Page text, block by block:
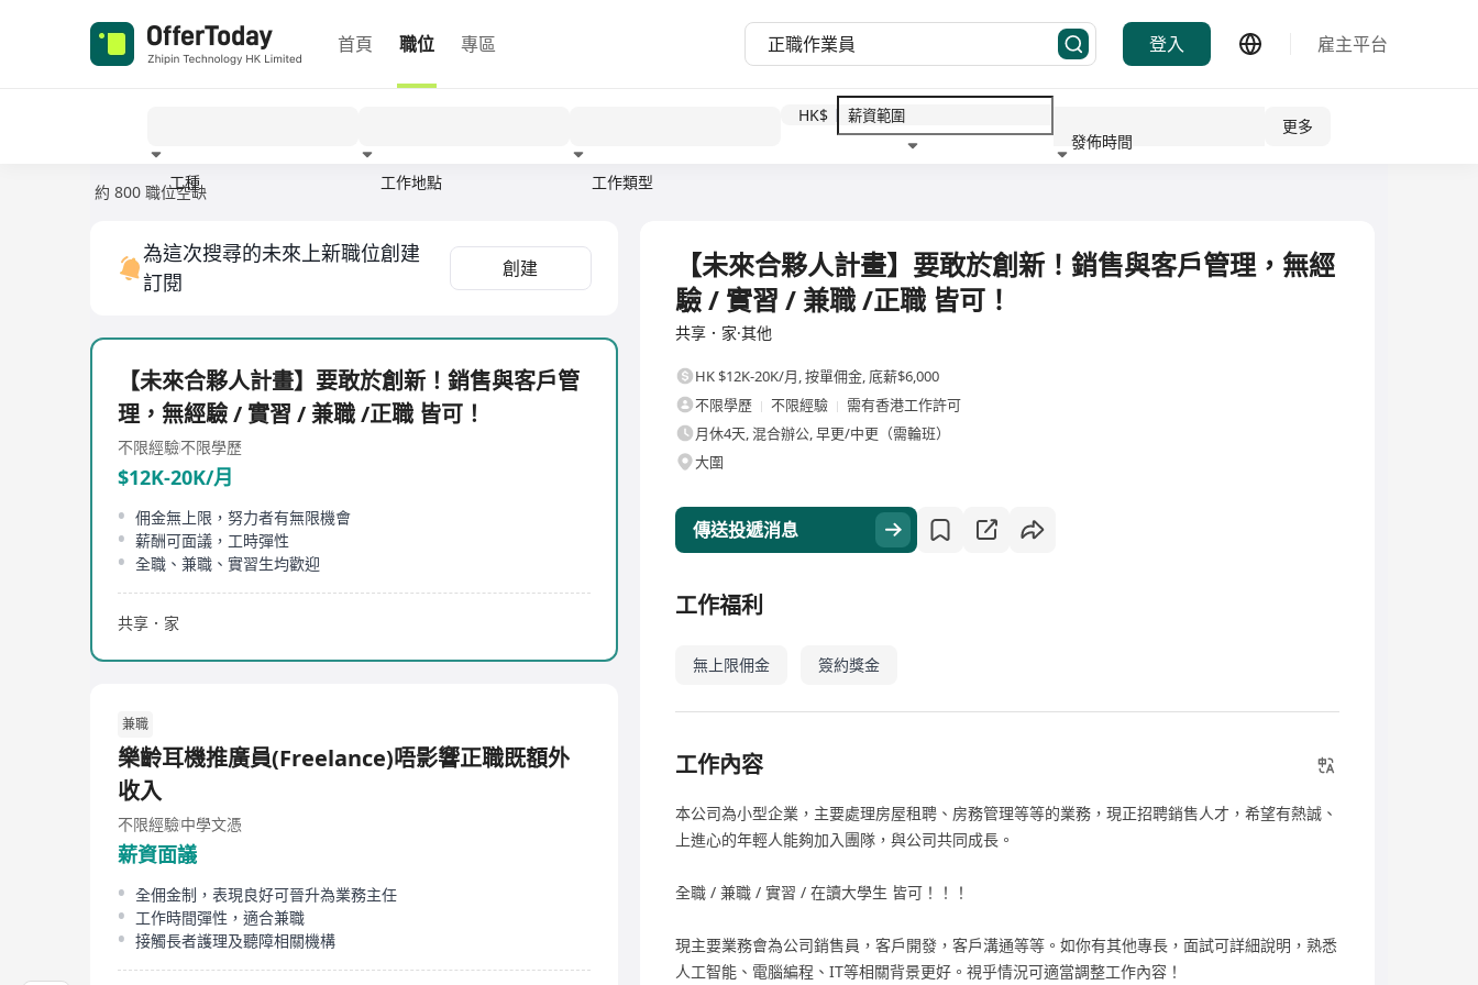
首頁 職位 專區 登入 雇主平台
工種 工作地點 工作類型
HK$
發佈時間
更多
約 800 職位空缺
為這次搜尋的未來上新職位創建
訂閱
創建
【未來合夥人計畫】要敢於創新！銷售與客戶管
理，無經驗 / 實習 / 兼職 /正職 皆可！
不限經驗不限學歷
$12K-20K/月
佣金無上限，努力者有無限機會
薪酬可面議，工時彈性
全職、兼職、實習生均歡迎
共享．家
兼職
樂齡耳機推廣員(Freelance)唔影響正職既額外
收入
不限經驗中學文憑
薪資面議
全佣金制，表現良好可晉升為業務主任
工作時間彈性，適合兼職
接觸長者護理及聽障相關機構
【未來合夥人計畫】要敢於創新！銷售與客戶管理，無經
驗 / 實習 / 兼職 /正職 皆可！
共享．家·其他
HK $12K-20K/月,按單佣金, 底薪$6,000
不限學歷
不限經驗
需有香港工作許可
月休4天, 混合辦公, 早更/中更（需輪班）
大圍
傳送投遞消息
工作福利
無上限佣金 簽約獎金
工作內容
本公司為小型企業，主要處理房屋租聘、房務管理等等的業務，現正招聘銷售人才，希望有熱誠、
上進心的年輕人能夠加入團隊，與公司共同成長。
全職 / 兼職 / 實習 / 在讀大學生 皆可！！！
現主要業務會為公司銷售員，客戶開發，客戶溝通等等。如你有其他專長，面試可詳細說明，熟悉
人工智能、電腦編程、IT等相關背景更好。視乎情況可適當調整工作內容！